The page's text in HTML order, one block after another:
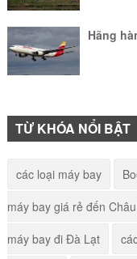
Hãng
TỪ KHÓA NỔI BẬT
các loại máy bay
máy bay giá rẻ đến
máy bay đi Đà Lạt